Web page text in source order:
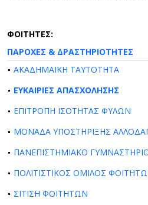
ΦΟΙΤΗΤΕΣ:
ΠΑΡΟΧΕΣ & ΔΡΑΣΤΗΡΙΟΤΗΤΕΣ
ΑΚΑΔΗΜΑΪΚΗ ΤΑΥΤΟΤΗΤΑ
ΕΥΚΑΙΡΙΕΣ ΑΠΑΣΧΟΛΗΣΗΣ
ΕΠΙΤΡΟΠΗ ΙΣΟΤΗΤΑΣ ΦΥΛΩΝ
ΜΟΝΑΔΑ ΥΠΟΣΤΗΡΙΞΗΣ
ΠΑΝΕΠΙΣΤΗΜΙΑΚΟ
ΠΟΛΙΤΙΣΤΙΚΟΣ ΟΜΙΛΟΣ
ΣΙΤΙΣΗ ΦΟΙΤΗΤΩΝ